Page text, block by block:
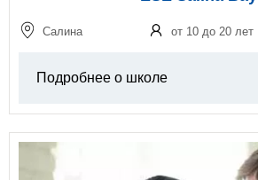
Салина от 10 до 20 лет
Подробнее о школе